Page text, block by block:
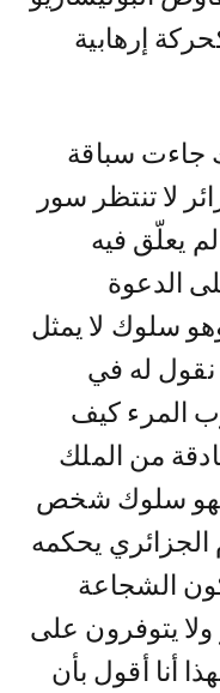
إرهابية
جاءت سباقة
لا تنتظر سور
يعلّق فيه
الدعوة
سلوك لا يمثل
له في
المرء كيف
من الملك
فهو سلوك شخص
الجزائري يحكمه
الشجاعة
يتوفرون على
أنا أقول بأن